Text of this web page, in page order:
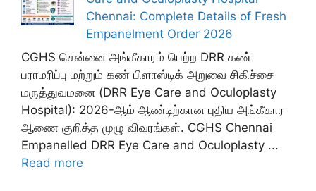
Chennai: Complete Details of Fresh
Empanelment Order 2026
CGHS சென்னை அங்கீகாரம் பெற்ற DRR கண்
பராமரிப்பு மற்றும் கண் பிளாஸ்டிக் அறுவை சிகிச்சை
மருத்துவமனை (DRR Eye Care and Oculoplasty
Hospital): 2026-ஆம் ஆண்டிற்கான புதிய அங்கீகார
ஆணை குறித்த முழு விவரங்கள். CGHS Chennai
Empanelled DRR Eye Care and Oculoplasty ...
Read more